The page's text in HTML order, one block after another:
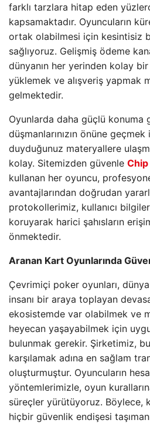
farklı tarzlara hitap eden
kapsamaktadır. Oyuncuların
ortak olabilmesi için kesintisiz
sağlıyoruz. Gelişmiş ödeme
dünyanın her yerinden kolay
yüklemek ve alışveriş yapmak
gelmektedir.
Oyunlarda daha güçlü konuma
düşmanlarınızın önüne
duyduğunuz materyallere
kolay. Sitemizden güvenle Chip
kullanan her oyuncu,
avantajlarından doğrudan
protokollerimiz, kullanıcı
koruyarak harici şahısların
önmektedir.
Aranan Kart Oyunlarında
Çevrimiçi poker oyunları,
insanı bir araya toplayan
ekosistemde var olabilmek ve
heyecan yaşayabilmek için
bulunmak gerekir. Şirketimiz,
karşılamak adına en sağlam
oluşturmuştur. Oyuncuların
yöntemlerimizle, oyun
süreçler yürütüyoruz. Böylece,
hiçbir güvenlik endişesi